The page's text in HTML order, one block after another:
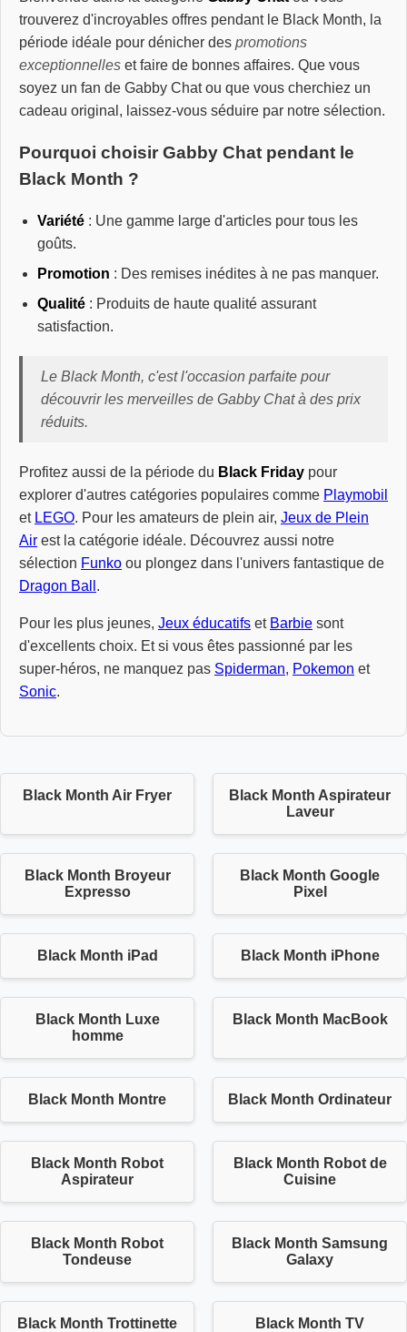
trouverez d'incroyables offres pendant le Black Month, la
période idéale pour dénicher des promotions
exceptionnelles et faire de bonnes affaires. Que vous
soyez un fan de Gabby Chat ou que vous cherchiez un
cadeau original, laissez-vous séduire par notre sélection.
Pourquoi choisir Gabby Chat pendant le
Black Month ?
Variété : Une gamme large d'articles pour tous les
goûts.
Promotion : Des remises inédites à ne pas manquer.
Qualité : Produits de haute qualité assurant
satisfaction.
Le Black Month, c'est l'occasion parfaite pour
découvrir les merveilles de Gabby Chat à des prix
réduits.
Profitez aussi de la période du Black Friday pour
explorer d'autres catégories populaires comme Playmobil
et LEGO. Pour les amateurs de plein air, Jeux de Plein
Air est la catégorie idéale. Découvrez aussi notre
sélection Funko ou plongez dans l'univers fantastique de
Dragon Ball .
Pour les plus jeunes, Jeux éducatifs et Barbie sont
d'excellents choix. Et si vous êtes passionné par les
super-héros, ne manquez pas Spiderman, Pokemon et
Sonic.
Black Month Air Fryer
Black Month Aspirateur
Laveur
Black Month Broyeur
Expresso
Black Month Google
Pixel
Black Month iPad Black Month iPhone
Black Month Luxe
homme
Black Month MacBook
Black Month Montre Black Month Ordinateur
Black Month Robot
Aspirateur
Black Month Robot de
Cuisine
Black Month Robot
Tondeuse
Black Month Samsung
Galaxy
Black Month Trottinette Black Month TV